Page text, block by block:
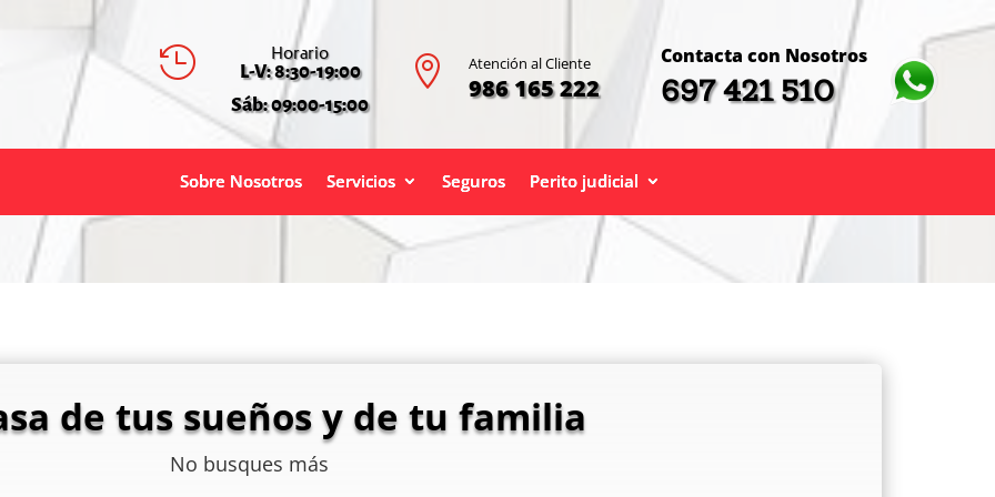
 Horario
L-V: 8:30-19:00
Sáb: 09:00-15:00
 Atención al Cliente
986 165 222
Contacta con Nosotros
697 421 510
Sobre Nosotros Servicios Seguros Perito judicial
de tus sueños y de tu familia
No busques más